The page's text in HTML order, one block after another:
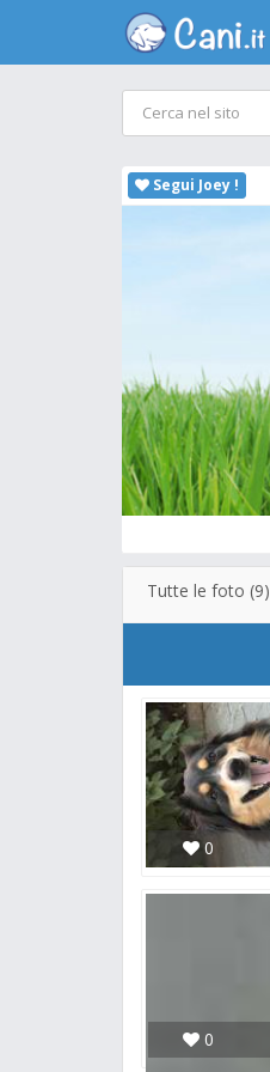
Segui Joey !
Tutte le foto (9)
0
0